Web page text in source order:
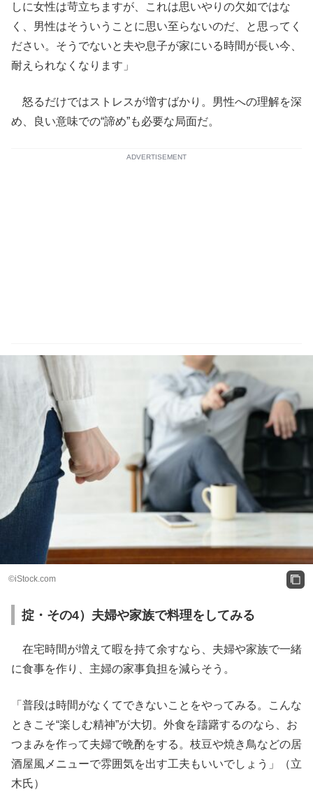
しに女性は苛立ちますが、これは思いやりの欠如ではな
く、男性はそういうことに思い至らないのだ、と思ってく
ださい。そうでないと夫や息子が家にいる時間が長い今、
耐えられなくなります」
怒るだけではストレスが増すばかり。男性への理解を深
め、良い意味での“諦め”も必要な局面だ。
ADVERTISEMENT
©︎iStock.com
掟・その4）夫婦や家族で料理をしてみる
在宅時間が増えて暇を持て余すなら、夫婦や家族で一緒
に食事を作り、主婦の家事負担を減らそう。
「普段は時間がなくてできないことをやってみる。こんな
ときこそ“楽しむ精神”が大切。外食を躊躇するのなら、お
つまみを作って夫婦で晩酌をする。枝豆や焼き鳥などの居
酒屋風メニューで雰囲気を出す工夫もいいでしょう」（立
木氏）